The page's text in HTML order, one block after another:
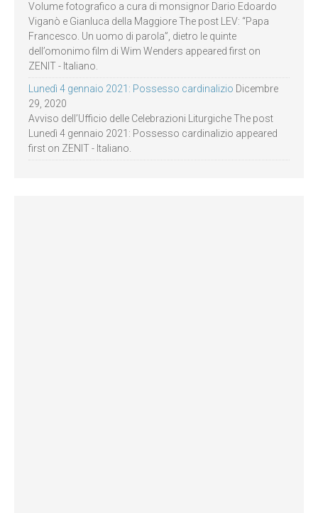
Volume fotografico a cura di monsignor Dario Edoardo
Viganò e Gianluca della Maggiore The post LEV: “Papa
Francesco. Un uomo di parola”, dietro le quinte
dell’omonimo film di Wim Wenders appeared first on
ZENIT - Italiano.
Lunedì 4 gennaio 2021: Possesso cardinalizio Dicembre
29, 2020
Avviso dell’Ufficio delle Celebrazioni Liturgiche The post
Lunedì 4 gennaio 2021: Possesso cardinalizio appeared
first on ZENIT - Italiano.